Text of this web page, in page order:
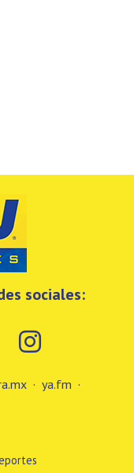
sociales:
· ya.fm ·